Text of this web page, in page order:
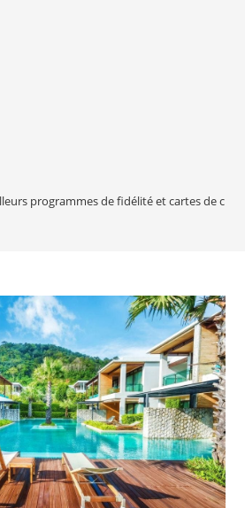
programmes de fidélité et cartes de